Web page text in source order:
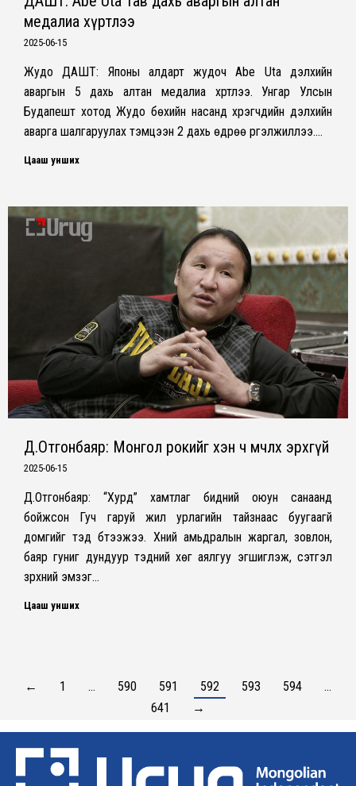
медалиа хүртлээ
2025-06-15
Жудо ДАШТ: Японы алдарт жудоч Abe Uta дэлхийн
аваргын 5 дахь алтан медалиа хүртлээ. Унгар Улсын
Будапешт хотод Жудо бөхийн насанд хүрэгчдийн дэлхийн
аварга шалгаруулах тэмцээн 2 дахь өдрөө үргэлжиллээ.…
Цааш унших
Д.Отгонбаяр: Монгол рокийг хэн ч өмчлөх эрхгүй
2025-06-15
Д.Отгонбаяр: “Хурд” хамтлаг бидний оюун санаанд
бойжсон Гуч гаруй жил урлагийн тайзнаас буугаагүй
домгийг тэд бүтээжээ. Хүний амьдралын жаргал, зовлон,
баяр гуниг дундуур тэдний хөг аялгуу эгшиглэж, сэтгэл
зүрхний эмзэг…
Цааш унших
← 1 … 590 591 592 593 594
…
641
→